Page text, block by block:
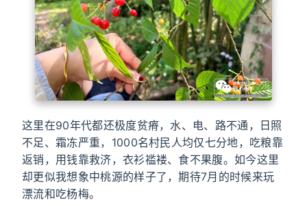
这里在90年代都还极度贫瘠，水、电、路不通，日照
不足、霜冻严重，1000名村民人均仅七分地，吃粮靠
返销，用钱靠救济，衣衫褴褛、食不果腹。如今这里
却更似我想象中桃源的样子了，期待7月的时候来玩
漂流和吃杨梅。